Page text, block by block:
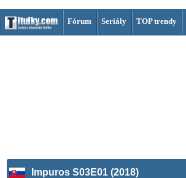
Fórum Seriály TOP trendy
Impuros S03E01 (2018)